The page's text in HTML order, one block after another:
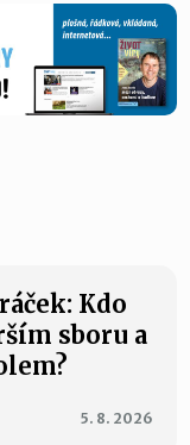
Kdo
sboru a
5. 8. 2026